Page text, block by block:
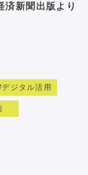
済新聞出版より
デジタル活用